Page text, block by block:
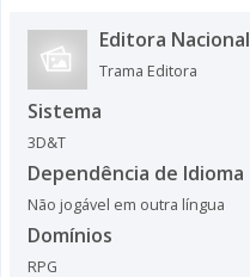
Editora Nacional
Trama Editora
Sistema
3D&T
Dependência de Idioma
Não jogável em outra língua
Domínios
RPG